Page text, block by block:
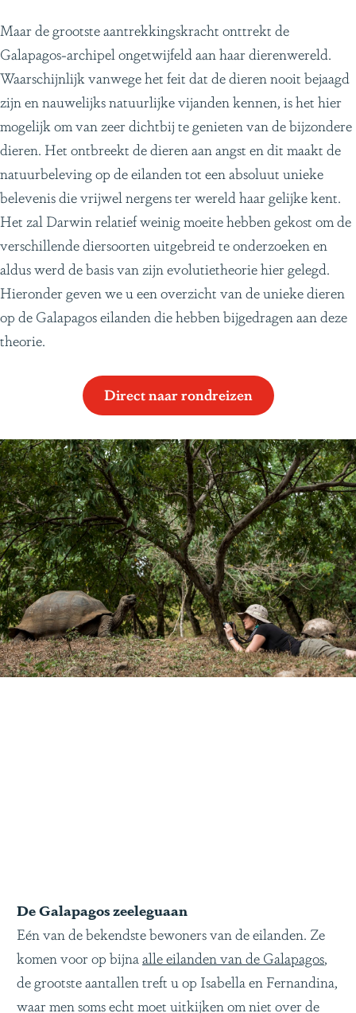
Maar de grootste aantrekkingskracht onttrekt de
Galapagos-archipel ongetwijfeld aan haar dierenwereld.
Waarschijnlijk vanwege het feit dat de dieren nooit bejaagd
zijn en nauwelijks natuurlijke vijanden kennen, is het hier
mogelijk om van zeer dichtbij te genieten van de bijzondere
dieren. Het ontbreekt de dieren aan angst en dit maakt de
natuurbeleving op de eilanden tot een absoluut unieke
belevenis die vrijwel nergens ter wereld haar gelijke kent.
Het zal Darwin relatief weinig moeite hebben gekost om de
verschillende diersoorten uitgebreid te onderzoeken en
aldus werd de basis van zijn evolutietheorie hier gelegd.
Hieronder geven we u een overzicht van de unieke dieren
op de Galapagos eilanden die hebben bijgedragen aan deze
theorie.
Direct naar rondreizen
De Galapagos zeeleguaan
Eén van de bekendste bewoners van de eilanden. Ze
komen voor op bijnaalle eilanden van de Galapagos,
de grootste aantallen treft u op Isabella en Fernandina,
waar men soms echt moet uitkijken om niet over de